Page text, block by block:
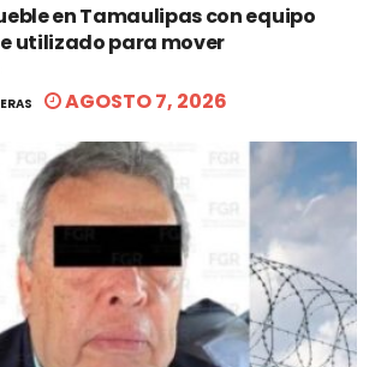
en Tamaulipas con equipo
utilizado para mover
AGOSTO 7, 2026